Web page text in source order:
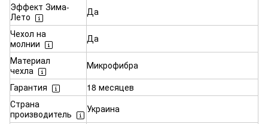
Эффект Зима-
Лето
Да
Чехол на
молнии
Да
Материал
чехла
Микрофибра
Гарантия
18 месяцев
Страна
производитель
Украина